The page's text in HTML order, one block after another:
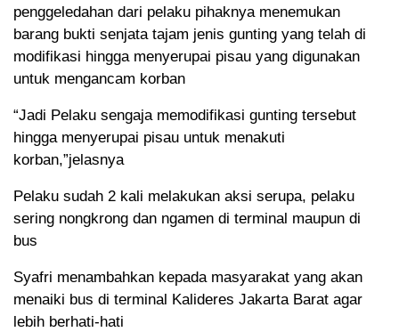
penggeledahan dari pelaku pihaknya menemukan
barang bukti senjata tajam jenis gunting yang telah di
modifikasi hingga menyerupai pisau yang digunakan
untuk mengancam korban
“Jadi Pelaku sengaja memodifikasi gunting tersebut
hingga menyerupai pisau untuk menakuti
korban,”jelasnya
Pelaku sudah 2 kali melakukan aksi serupa, pelaku
sering nongkrong dan ngamen di terminal maupun di
bus
Syafri menambahkan kepada masyarakat yang akan
menaiki bus di terminal Kalideres Jakarta Barat agar
lebih berhati-hati